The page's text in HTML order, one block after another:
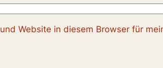
Website in diesem Browser für